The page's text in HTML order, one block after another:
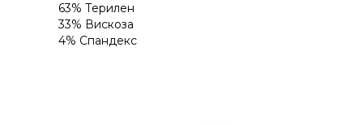
63% Терилен
33% Вискоза
4% Спандекс